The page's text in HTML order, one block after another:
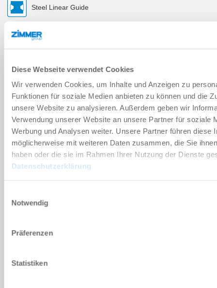
Diese Webseite verwendet Cookies
Wir verwenden Cookies, um Inhalte und Anzeigen zu
Funktionen für soziale Medien anbieten zu können und die
unsere Website zu analysieren. Außerdem geben wir
Verwendung unserer Website an unsere Partner für soziale
Werbung und Analysen weiter. Unsere Partner führen diese
möglicherweise mit weiteren Daten zusammen, die Sie
haben oder die sie im Rahmen Ihrer Nutzung der Dienste
Datenschutzerklärung
Notwendig
Präferenzen
Statistiken
Steel Linear Guide
개별화
장점 세부 정보
클린룸 적합성 인증서
다운로드